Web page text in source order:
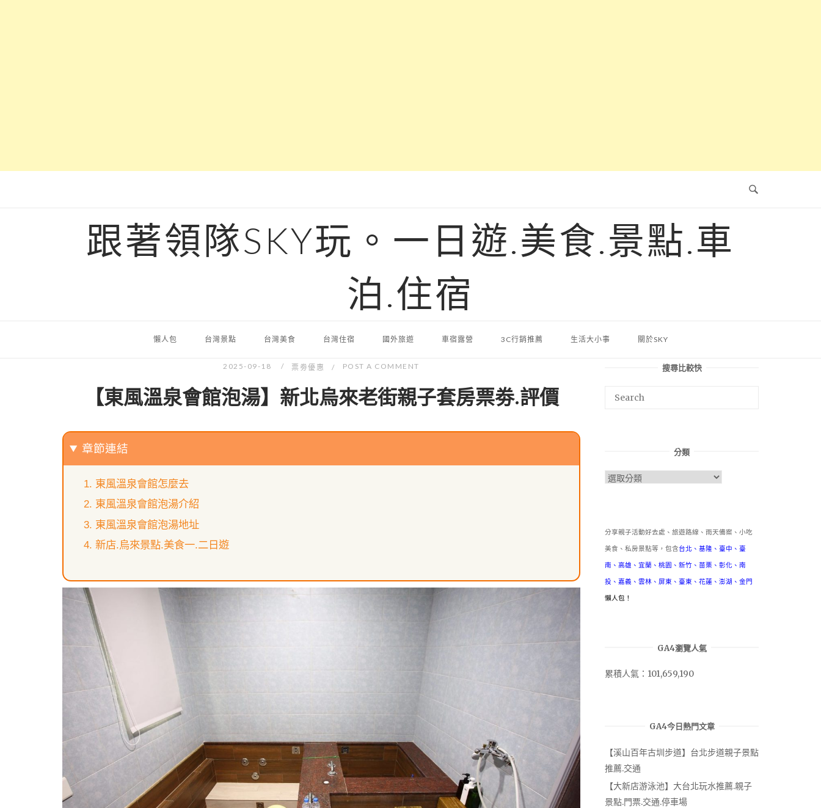
跟著領隊SKY玩。一日遊.美食.景點.車
泊.住宿
懶人包 台灣景點 台灣美食 台灣住宿 國外旅遊 車宿露營 3C行銷推薦 生活大小事 關於SKY
2025-09-18 票劵優惠 POST A COMMENT
【東風溫泉會館泡湯】新北烏來老街親子套房票劵.評價
章節連結
東風溫泉會館怎麼去
東風溫泉會館泡湯介紹
東風溫泉會館泡湯地址
新店.烏來景點.美食一.二日遊
搜尋比較快
分類
分
分享親子活動好去處、旅遊路線、雨天備案、小吃
美食、私房景點等，包含台北 、 基隆 、 臺中 、 臺
南 、 高雄 、 宜蘭 、 桃園 、 新竹 、 苗栗 、 彰化 、 南
投 、 嘉義 、 雲林 、 屏東 、 臺東 、 花蓮 、 澎湖 、 金門
懶人包！
GA4瀏覽人氣
累積人氣：101,659,190
GA4今日熱門文章
【溪山百年古圳步道】台北步道親子景點
推薦.交通
【大新店游泳池】大台北玩水推薦.親子
景點.門票.交通.停車場